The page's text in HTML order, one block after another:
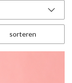
sorteren